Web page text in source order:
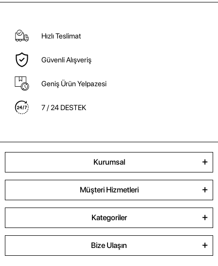
Hızlı Teslimat
Güvenli Alışveriş
Geniş Ürün Yelpazesi
7 / 24 DESTEK
Kurumsal
Müşteri Hizmetleri
Kategoriler
Bize Ulaşın